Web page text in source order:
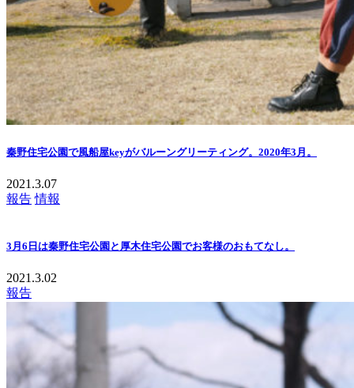
秦野住宅公園で風船屋keyがバルーングリーティング。2020年3月。
2021.3.07
報告 情報
3月6日は秦野住宅公園と厚木住宅公園でお客様のおもてなし。
2021.3.02
報告